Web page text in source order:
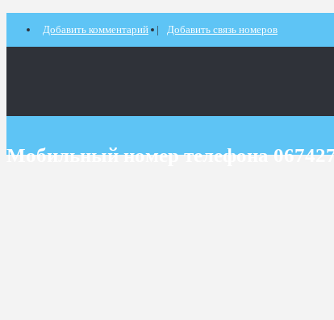
Добавить комментарий Добавить связь номеров
Мобильный номер телефона